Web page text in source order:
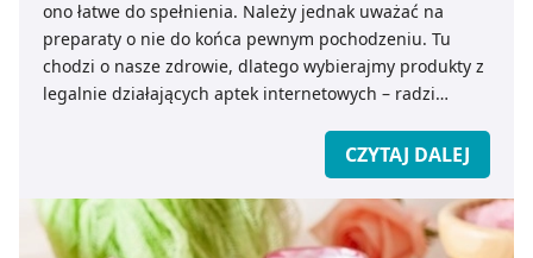
ono łatwe do spełnienia. Należy jednak uważać na
preparaty o nie do końca pewnym pochodzeniu. Tu
chodzi o nasze zdrowie, dlatego wybierajmy produkty z
legalnie działających aptek internetowych – radzi
CZYTAJ DALEJ